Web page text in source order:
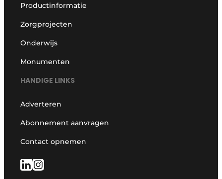
Productinformatie
Zorgprojecten
Onderwijs
Monumenten
HANDIGE LINKS
Adverteren
Abonnement aanvragen
Contact opnemen